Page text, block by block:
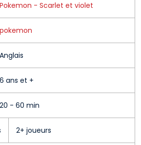
Pokemon - Scarlet et violet
pokemon
Anglais
6 ans et +
20 - 60 min
2+ joueurs